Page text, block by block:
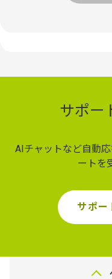
サポー
AIチャットなど自動
ートを
サポー